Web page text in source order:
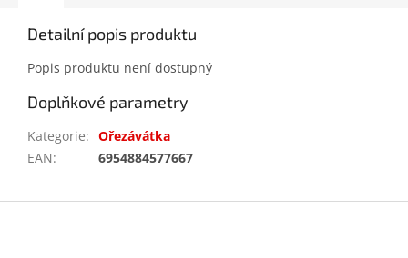
Detailní popis produktu
Popis produktu není dostupný
Doplňkové parametry
Kategorie: Ořezávátka
EAN: 6954884577667